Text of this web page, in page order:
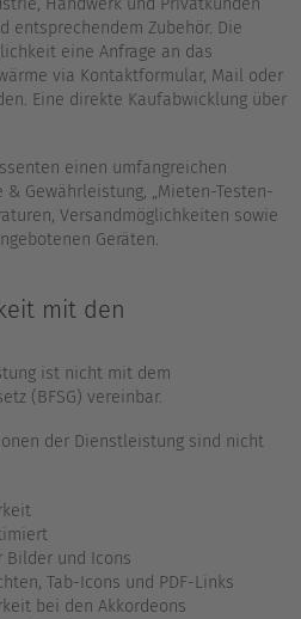
entsprechendem Zubehör. Die
eine Anfrage an das
via Kontaktformular, Mail oder
Eine direkte Kaufabwicklung über
einen umfangreichen
& Gewährleistung, „Mieten-Testen-
Versandmöglichkeiten sowie
Geräten.
mit den
ist nicht mit dem
(BFSG) vereinbar.
der Dienstleistung sind nicht
und Icons
Tab-Icons und PDF-Links
bei den Akkordeons